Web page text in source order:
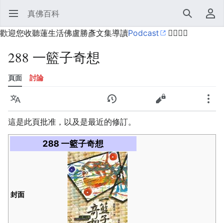
開啟主選單 真佛百科 搜尋
使用者選單
歡迎您收聽蓮生活佛盧勝彥文集導讀Podcast 🙋‍♂️🙋‍♀️
288 一籃子奇想
頁面 討論
語言 歷史
這是此頁批准，以及是最近的修訂。
288 一籃子奇想
封面